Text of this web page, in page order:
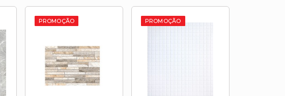
PROMOÇÃO PROMOÇÃO